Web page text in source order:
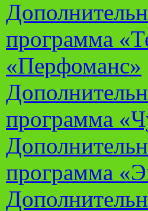
программа
«Перфоманс»
программа
программа